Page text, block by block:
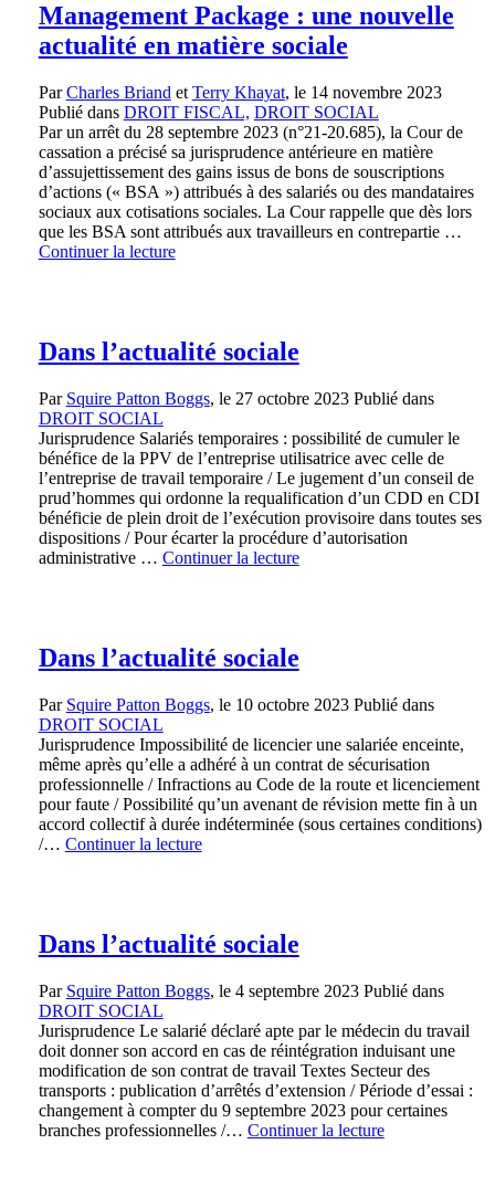
Management Package : une nouvelle
actualité en matière sociale
ParCharles Briand et Terry Khayat, le 14 novembre 2023
Publié dans DROIT FISCAL, DROIT SOCIAL
Par un arrêt du 28 septembre 2023 (n°21-20.685), la Cour de
cassation a précisé sa jurisprudence antérieure en matière
d’assujettissement des gains issus de bons de souscriptions
d’actions (« BSA ») attribués à des salariés ou des mandataires
sociaux aux cotisations sociales. La Cour rappelle que dès lors
que les BSA sont attribués aux travailleurs en contrepartie …
Continuer la lecture
Dans l’actualité sociale
Par Squire Patton Boggs, le 27 octobre 2023Publié dans
DROIT SOCIAL
Jurisprudence Salariés temporaires : possibilité de cumuler le
bénéfice de la PPV de l’entreprise utilisatrice avec celle de
l’entreprise de travail temporaire / Le jugement d’un conseil de
prud’hommes qui ordonne la requalification d’un CDD en CDI
bénéficie de plein droit de l’exécution provisoire dans toutes ses
dispositions / Pour écarter la procédure d’autorisation
administrative … Continuer la lecture
Dans l’actualité sociale
Par Squire Patton Boggs, le 10 octobre 2023Publié dans
DROIT SOCIAL
Jurisprudence Impossibilité de licencier une salariée enceinte,
même après qu’elle a adhéré à un contrat de sécurisation
professionnelle / Infractions au Code de la route et licenciement
pour faute / Possibilité qu’un avenant de révision mette fin à un
accord collectif à durée indéterminée (sous certaines conditions)
/… Continuer la lecture
Dans l’actualité sociale
Par Squire Patton Boggs, le 4 septembre 2023Publié dans
DROIT SOCIAL
Jurisprudence Le salarié déclaré apte par le médecin du travail
doit donner son accord en cas de réintégration induisant une
modification de son contrat de travail Textes Secteur des
transports : publication d’arrêtés d’extension / Période d’essai :
changement à compter du 9 septembre 2023 pour certaines
branches professionnelles /… Continuer la lecture